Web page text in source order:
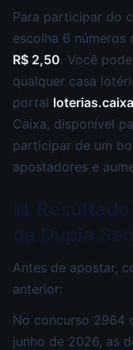
Para participar do
escolha 6 números
R$ 2,50. Você
qualquer casa
portal
Caixa, disponível
participar de um
apostadores e
Antes de apostar,
anterior:
No concurso 2964
junho de 2026, as